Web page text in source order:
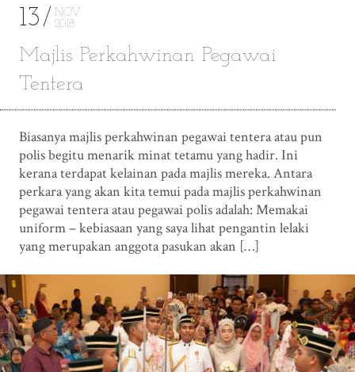
13
NOV
2018
Majlis Perkahwinan Pegawai
Tentera
Biasanya majlis perkahwinan pegawai tentera atau pun
polis begitu menarik minat tetamu yang hadir. Ini
kerana terdapat kelainan pada majlis mereka. Antara
perkara yang akan kita temui pada majlis perkahwinan
pegawai tentera atau pegawai polis adalah: Memakai
uniform – kebiasaan yang saya lihat pengantin lelaki
yang merupakan anggota pasukan akan […]